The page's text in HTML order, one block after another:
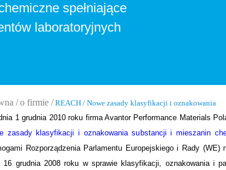
spełniające
laboratoryjnych
/o firmie / REACH / Nowe zasady klasyfikacji i oznakowania
1 grudnia 2010 roku firma Avantor Performance Materials
zasady klasyfikacji i oznakowania substancji i mieszanin
Rozporządzenia Parlamentu Europejskiego i Rady (WE)
16 grudnia 2008 roku w sprawie klasyfikacji, oznakowania i